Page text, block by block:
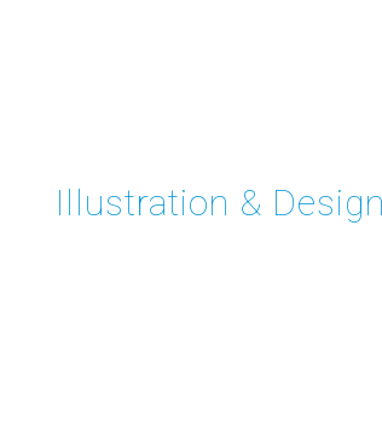
Illustration & Design